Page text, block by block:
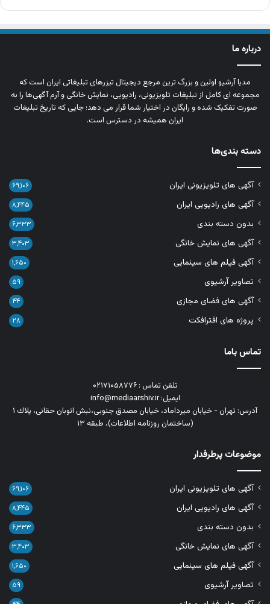
درباره ما
مدیا آرشیو اولین و بزرگ‌ ترین مرجع دیجیتال تیزرهای تبلیغاتی ایران است که
مجموعه‌ ای کامل از تبلیغات تلویزیونی، رادیویی، نمایش خانگی و آرم‌ آگهی‌ها را به‌
صورت تفکیک‌ شده و رایگان در اختیار شما قرار می‌ دهد؛ جایی که تاریخ تبلیغات
ایران همیشه در دسترس است.
دسته بندی‌ها
آگهی های تلویزیونی ایران ۶۹,۱۰۶
آگهی های رادیویی ایران ۸,۴۴۵
بدون دسته بندی ۶,۳۳۳
آگهی های نمایش خانگی ۳,۴۰۳
آگهی فیلم های سینمایی ۱,۶۵۰
تصاویر آرشیوی ۵۹
آگهی های فضای مجازی ۴۴
پروژه های افترافکت ۲۸
تماس باما
تلفن تماس : ۰۲۱۷۱۰۵۸۷۷۶
ایمیل: info@mediaarshiv.ir
آدرس: تهران - خیابان میرداماد، خیابان مصدق جنوبی،نبش اتوبان حقانی، پلاك ١
(ساختمان روزنامه اطلاعات)، طبقه ۱۳
موضوعات پرطرفدار
آگهی های تلویزیونی ایران ۶۹,۱۰۶
آگهی های رادیویی ایران ۸,۴۴۵
بدون دسته بندی ۶,۳۳۳
آگهی های نمایش خانگی ۳,۴۰۳
آگهی فیلم های سینمایی ۱,۶۵۰
تصاویر آرشیوی ۵۹